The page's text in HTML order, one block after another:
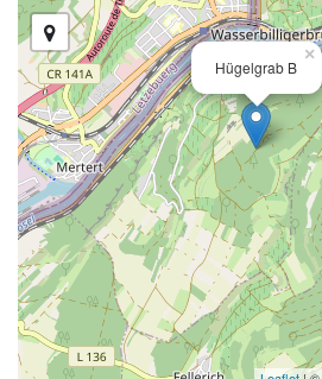
Hügelgrab B
×